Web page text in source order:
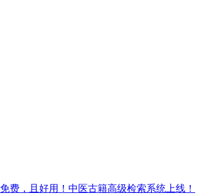
免费，且好用！中医古籍高级检索系统上线！